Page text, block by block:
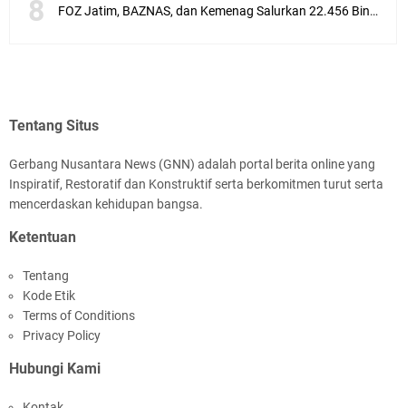
FOZ Jatim, BAZNAS, dan Kemenag Salurkan 22.456 Bingkisan Lebaran Yatim Serentak di Berbagai Daerah di Jawa Timur
Tentang Situs
Gerbang Nusantara News (GNN) adalah portal berita online yang
Inspiratif, Restoratif dan Konstruktif serta berkomitmen turut serta
mencerdaskan kehidupan bangsa.
Ketentuan
Tentang
Kode Etik
Terms of Conditions
Privacy Policy
Hubungi Kami